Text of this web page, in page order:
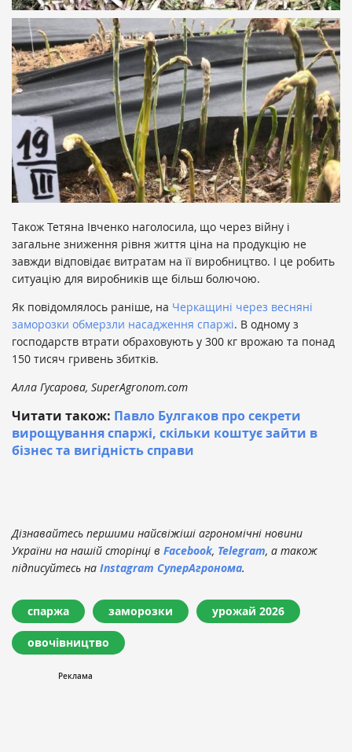
Також Тетяна Івченко наголосила, що через війну і
загальне зниження рівня життя ціна на продукцію не
завжди відповідає витратам на її виробництво. І це робить
ситуацію для виробників ще більш болючою.
Як повідомлялось раніше, на Черкащині через весняні
заморозки обмерзли насадження спаржі. В одному з
господарств втрати обраховують у 300 кг врожаю та понад
150 тисяч гривень збитків.
Алла Гусарова, SuperAgronom.com
Читати також: Павло Булгаков про секрети
вирощування спаржі, скільки коштує зайти в
бізнес та вигідність справи
Дізнавайтесь першими найсвіжіші агрономічні новини
України на нашій сторінці в Facebook, Telegram, а також
підписуйтесь на Instagram СуперАгронома.
спаржа заморозки урожай 2026
овочівництво